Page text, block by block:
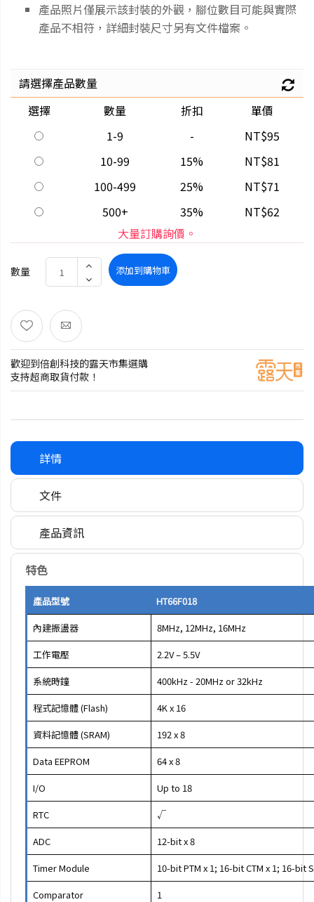
產品照片僅展示該封裝的外觀，腳位數目可能與實際
產品不相符，詳細封裝尺寸另有文件檔案。
請選擇產品數量
選擇
數量 折扣
單價
1-9
-
NT$95
10-99
15%
NT$81
100-499
25%
NT$71
500+
35%
NT$62
大量訂購詢價。
數量 添加到購物車
歡迎到倍創科技的露天市集選購
支持超商取貨付款！
詳情
文件
產品資訊
特色
產品型號
HT66F018
內建振盪器
8MHz, 12MHz, 16MHz
工作電壓
2.2V – 5.5V
系統時鐘
400kHz - 20MHz or 32kHz
程式記憶體 (Flash)
4K x 16
資料記憶體 (SRAM)
192 x 8
Data EEPROM
64 x 8
I/O
Up to 18
RTC
√
ADC
12-bit x 8
Timer Module
10-bit PTM x 1; 16-bit CTM x 1; 16-bit
Comparator
1